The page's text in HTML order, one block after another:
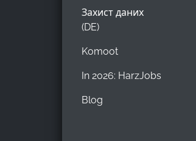
Захист даних
(DE)
Komoot
In 2026: HarzJobs
Blog